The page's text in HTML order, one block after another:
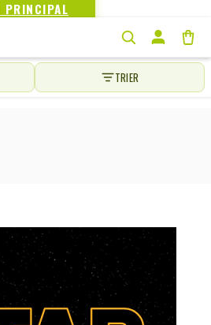
PRINCIPAL
TRIER